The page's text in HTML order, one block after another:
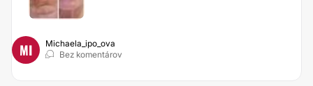
MI
Michaela_ipo_ova
Bez komentárov